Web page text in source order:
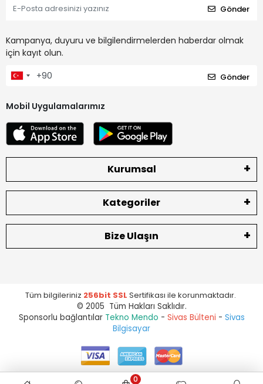
Gönder
Kampanya, duyuru ve bilgilendirmelerden haberdar olmak
için kayıt olun.
Gönder
Mobil Uygulamalarımız
Kurumsal
Kategoriler
Bize Ulaşın
Tüm bilgileriniz 256bit SSL Sertifikası ile korunmaktadır.
© 2005 Tüm Hakları Saklıdır.
Sponsorlu bağlantılar Tekno Mendo - Sivas Bülteni - Sivas
Bilgisayar
0